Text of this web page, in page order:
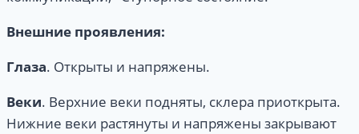
Внешние проявления:
Глаза. Открыты и напряжены.
Веки. Верхние веки подняты, склера приоткрыта.
Нижние веки растянуты и напряжены закрывают